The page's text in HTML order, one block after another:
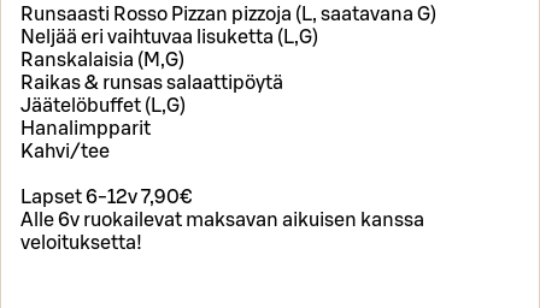
Runsaasti Rosso Pizzan pizzoja (L, saatavana G)
Neljää eri vaihtuvaa lisuketta (L,G)
Ranskalaisia (M,G)
Raikas & runsas salaattipöytä
Jäätelöbuffet (L,G)
Hanalimpparit
Kahvi/tee
Lapset 6-12v 7,90€
Alle 6v ruokailevat maksavan aikuisen kanssa
veloituksetta!